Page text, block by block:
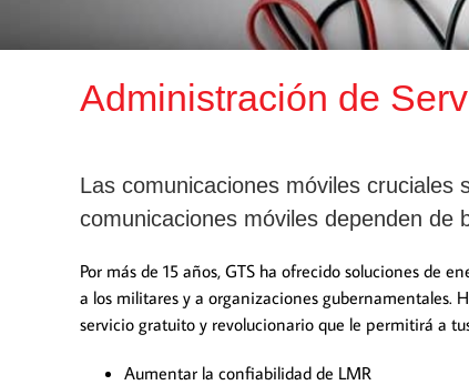
Administración de
Las comunicaciones móviles cruciales
comunicaciones móviles dependen de
Por más de 15 años, GTS ha ofrecido soluciones de
a los militares y a organizaciones gubernamentales.
servicio gratuito y revolucionario que le permitirá a
Aumentar la confiabilidad de LMR